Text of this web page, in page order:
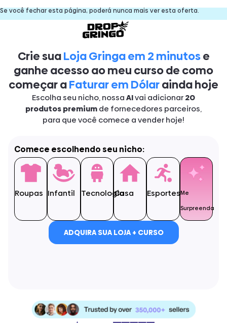
Se você fechar esta página, poderá nunca mais ver esta oferta.
Crie suaLoja Gringa em 2 minutose
ganhe acesso ao meu curso de como
começar aFaturar em Dólarainda hoje
Escolha seu nicho, nossaAIvai adicionar20
produtos premiumde fornecedores parceiros,
para que você comece a vender hoje!
Comece escolhendo seu nicho:
Roupas Infantil TecnologiaCasa EsportesMe
Surpreenda
ADQUIRA SUA LOJA + CURSO